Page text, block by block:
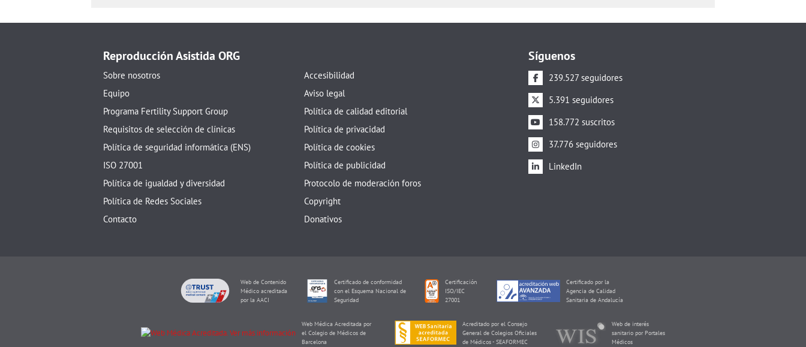
Reproducción Asistida ORG
Sobre nosotros
Equipo
Programa Fertility Support Group
Requisitos de selección de clínicas
Política de seguridad informática (ENS)
ISO 27001
Política de igualdad y diversidad
Política de Redes Sociales
Contacto
Accesibilidad
Aviso legal
Política de calidad editorial
Política de privacidad
Política de cookies
Política de publicidad
Protocolo de moderación foros
Copyright
Donativos
Síguenos
239.527 seguidores
5.391 seguidores
158.772 suscritos
37.776 seguidores
LinkedIn
Web de Contenido
Médico acreditada
por la AACI
Certificado de conformidad
con el Esquema Nacional de
Seguridad
Certificación
ISO/IEC
27001
Certificado por la
Agencia de Calidad
Sanitaria de Andalucía
Web Médica Acreditada por
el Colegio de Médicos de
Barcelona
Acreditado por el Consejo
General de Colegios Oficiales
de Médicos - SEAFORMEC
Web de interés
sanitario por Portales
Médicos